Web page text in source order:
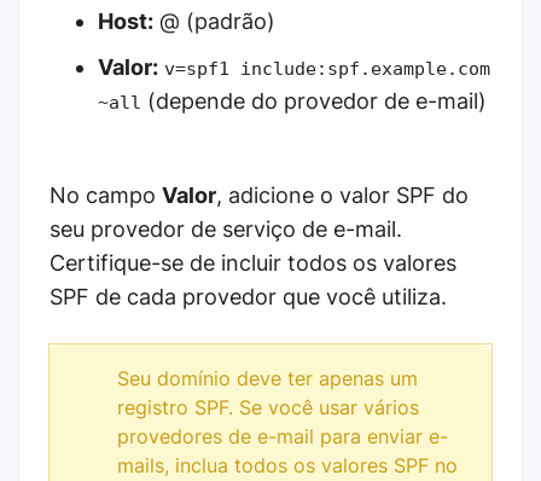
Host: @ (padrão)
Valor: v=spf1 include:spf.example.com
~all (depende do provedor de e-mail)
No campo Valor, adicione o valor SPF do
seu provedor de serviço de e-mail.
Certifique-se de incluir todos os valores
SPF de cada provedor que você utiliza.
Seu domínio deve ter apenas um
registro SPF. Se você usar vários
provedores de e-mail para enviar e-
mails, inclua todos os valores SPF no